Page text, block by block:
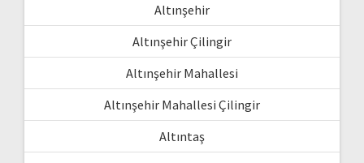
Altınşehir
Altınşehir Çilingir
Altınşehir Mahallesi
Altınşehir Mahallesi Çilingir
Altıntaş